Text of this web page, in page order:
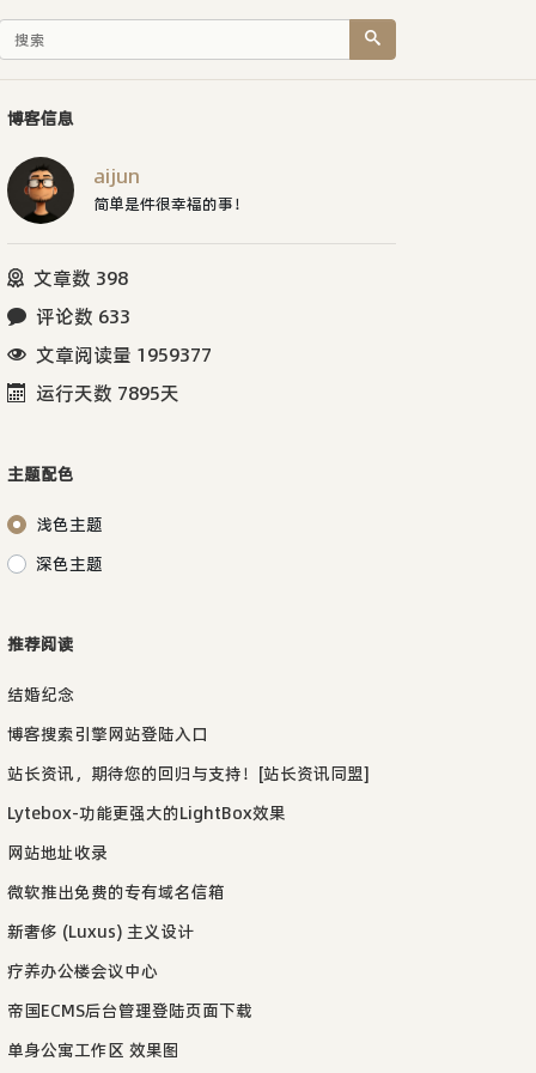
博客信息
aijun
简单是件很幸福的事！
文章数 398
评论数 633
文章阅读量 1959377
运行天数 7895天
主题配色
浅色主题
深色主题
推荐阅读
结婚纪念
博客搜索引擎网站登陆入口
站长资讯，期待您的回归与支持！[站长资讯同盟]
Lytebox-功能更强大的LightBox效果
网站地址收录
微软推出免费的专有域名信箱
新奢侈 (Luxus) 主义设计
疗养办公楼会议中心
帝国ECMS后台管理登陆页面下载
单身公寓工作区 效果图